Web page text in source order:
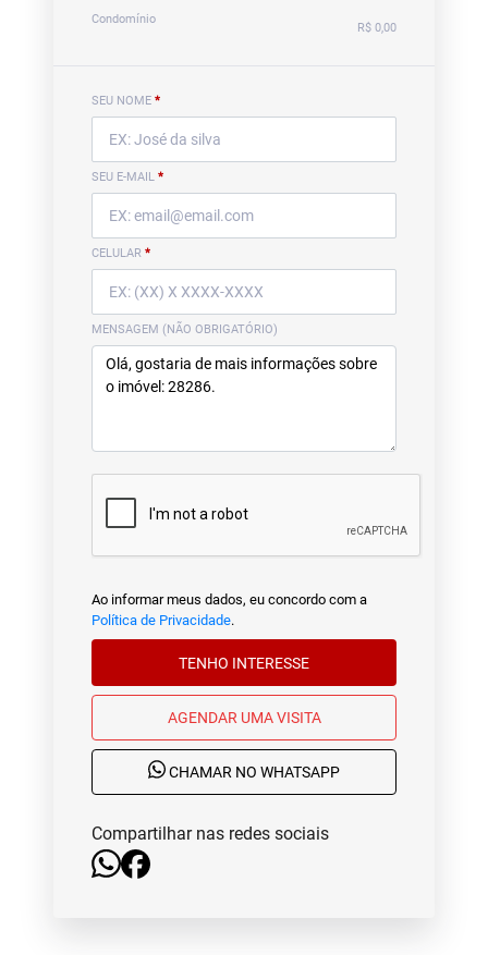
Condomínio
R$ 0,00
SEU NOME *
SEU E-MAIL *
CELULAR *
MENSAGEM (NÃO OBRIGATÓRIO)
Ao informar meus dados, eu concordo com a
Política de Privacidade.
TENHO INTERESSE
AGENDAR UMA VISITA
CHAMAR NO WHATSAPP
Compartilhar nas redes sociais